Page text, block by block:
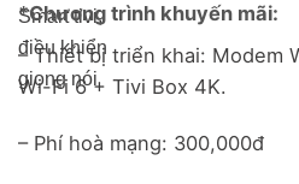
Smart tivi,
điều khiển
giọng nói
*Chương trình khuyến mãi:
– Thiết bị triển khai: Modem
Wi-Fi 6 + Tivi Box 4K.
– Phí hoà mạng: 300,000đ